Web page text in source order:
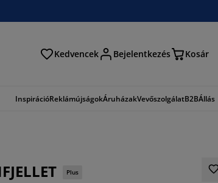
Kedvencek Bejelentkezés Kosár
InspirációReklámújságokÁruházakVevőszolgálatB2BÁllás
Plus